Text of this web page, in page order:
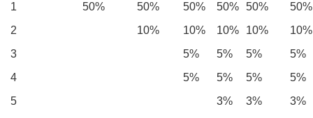
1 50% 50% 50% 50% 50%
50%
2
10% 10% 10% 10%
10%
3
5% 5% 5%
5%
4
5% 5% 5%
5%
5
3% 3%
3%